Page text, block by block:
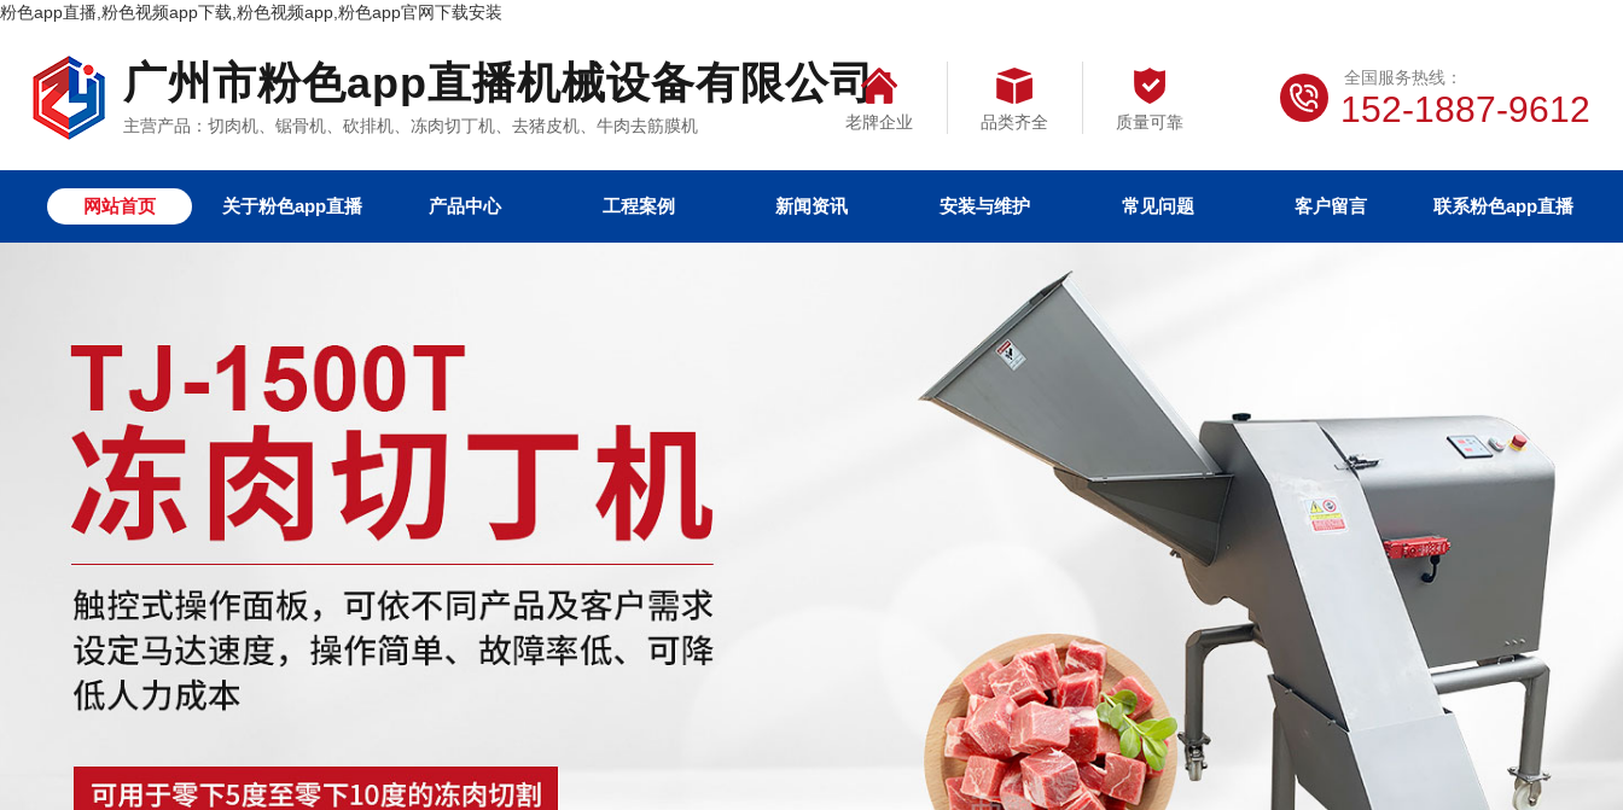
粉色app直播,粉色视频app下载,粉色视频app,粉色app官网下载安装
广州市粉色app直播机械设备有限公司
主营产品：切肉机、锯骨机、砍排机、冻肉切丁机、去猪皮机、牛肉去筋膜机 老牌企业 品类齐全 质量可靠
全国服务热线：
152-1887-9612
网站首页 关于粉色app直播 产品中心 工程案例 新闻资讯 安装与维护 常见问题 客户留言 联系粉色app直播